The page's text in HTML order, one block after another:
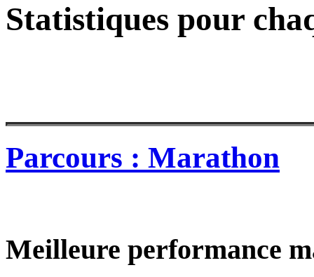
Statistiques pour
Parcours : Marathon
Meilleure performance